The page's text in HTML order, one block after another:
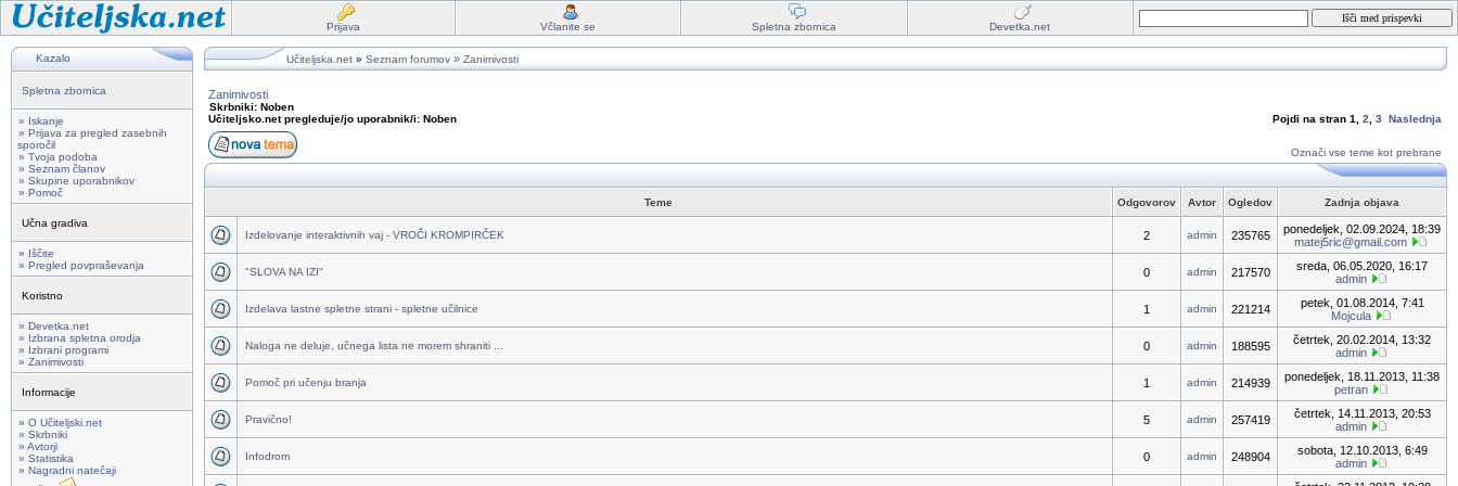
Prijava Včlanite se Spletna zbornica Devetka.net
Kazalo
Spletna zbornica
» Iskanje
» Prijava za pregled zasebnih
sporočil
» Tvoja podoba
» Seznam članov
» Skupine uporabnikov
» Pomoč
Učna gradiva
» Iščite
» Pregled povpraševanja
Koristno
» Devetka.net
» Izbrana spletna orodja
» Izbrani programi
» Zanimivosti
Informacije
» O Učiteljski.net
» Skrbniki
» Avtorji
» Statistika
» Nagradni natečaji
Učiteljska.net » Seznam forumov » Zanimivosti
Zanimivosti
Skrbniki: Noben
Učiteljsko.net pregleduje/jo uporabnik/i: Noben
Pojdi na stran 1 2 3 Naslednja
Označi vse teme kot prebrane
Teme Odgovorov Avtor Ogledov Zadnja objava
Izdelovanje interaktivnih vaj - VROČI KROMPIRČEK 2 admin 235765
ponedeljek, 02.09.2024, 18:39
matej5ric@gmail.com
"SLOVA NA IZI" 0 admin 217570
sreda, 06.05.2020, 16:17
admin
Izdelava lastne spletne strani - spletne učilnice 1 admin 221214
petek, 01.08.2014, 7:41
Mojcula
Naloga ne deluje, učnega lista ne morem shraniti ... 0 admin 188595
četrtek, 20.02.2014, 13:32
admin
Pomoč pri učenju branja 1 admin 214939
ponedeljek, 18.11.2013, 11:38
petran
Pravično! 5 admin 257419
četrtek, 14.11.2013, 20:53
admin
Infodrom 0 admin 248904
sobota, 12.10.2013, 6:49
admin